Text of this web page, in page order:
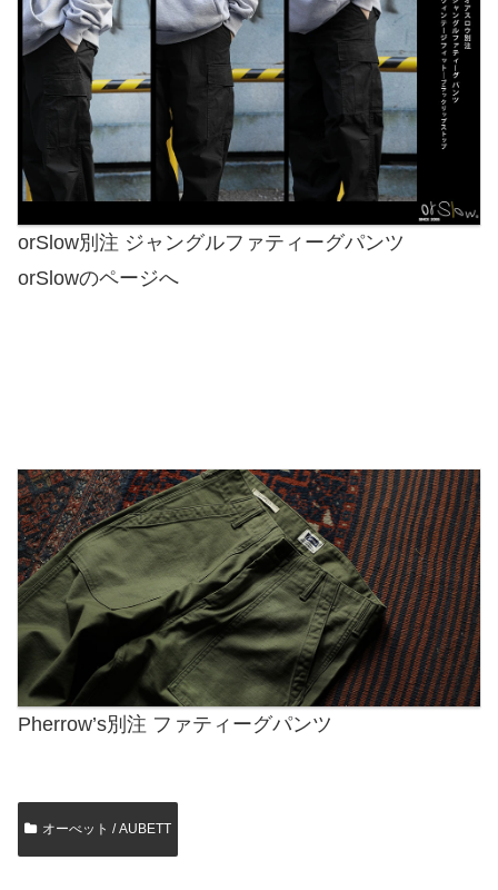
orSlow別注 ジャングルファティーグパンツ
orSlowのページへ
Pherrow’s別注 ファティーグパンツ
オーべット / AUBETT